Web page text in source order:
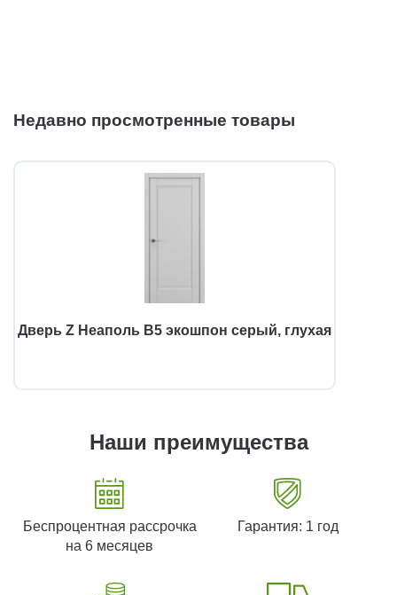
Недавно просмотренные товары
Дверь Z Неаполь В5 экошпон серый, глухая
Наши преимущества
Беспроцентная рассрочка
на 6 месяцев
Гарантия: 1 год